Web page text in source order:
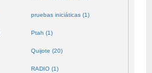
pruebas iniciáticas (1)
Ptah (1)
Quijote (20)
RADIO (1)